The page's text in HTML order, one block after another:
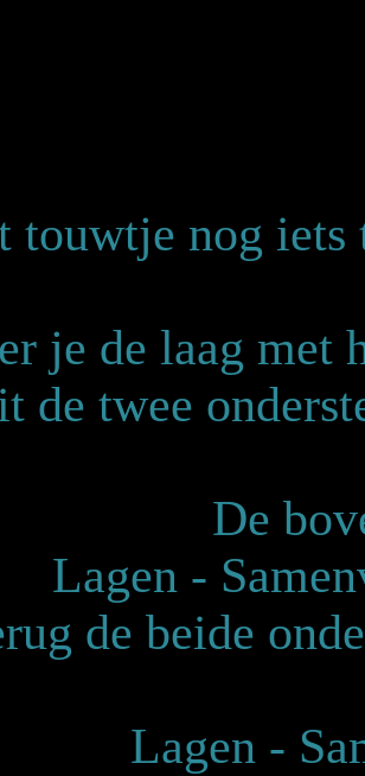
touwtje nog iets
je de laag met
de twee
De
Lagen -
de beide
Lagen -